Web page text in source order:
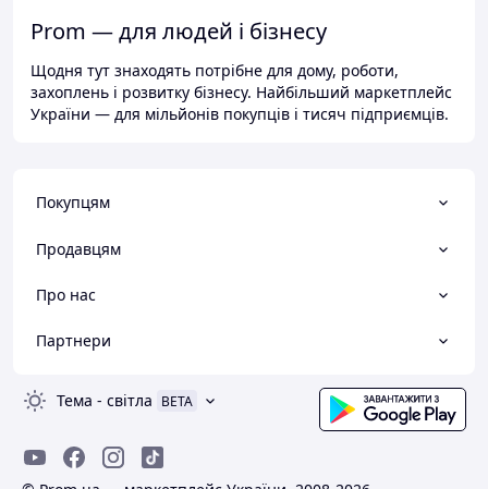
Prom — для людей і бізнесу
Щодня тут знаходять потрібне для дому, роботи,
захоплень і розвитку бізнесу. Найбільший маркетплейс
України — для мільйонів покупців і тисяч підприємців.
Покупцям
Продавцям
Про нас
Партнери
Тема - світла BETA